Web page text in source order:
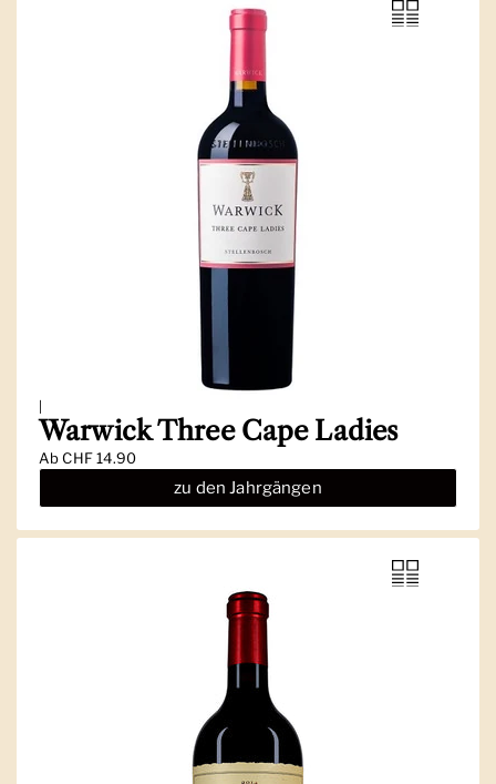
|
Warwick Three Cape Ladies
AbCHF 14.90
zu den Jahrgängen